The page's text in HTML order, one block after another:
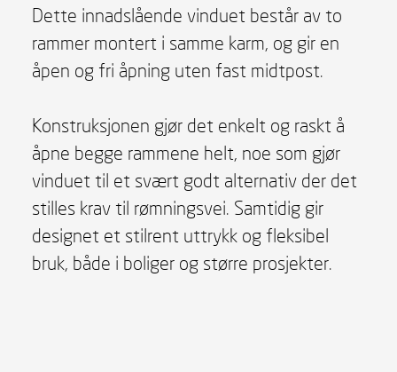
Dette innadslående vinduet består av to
rammer montert i samme karm, og gir en
åpen og fri åpning uten fast midtpost.
Konstruksjonen gjør det enkelt og raskt å
åpne begge rammene helt, noe som gjør
vinduet til et svært godt alternativ der det
stilles krav til rømningsvei. Samtidig gir
designet et stilrent uttrykk og fleksibel
bruk, både i boliger og større prosjekter.